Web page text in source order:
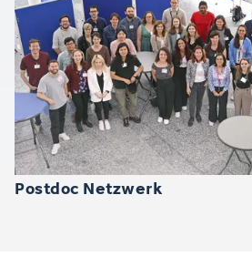
Postdoc Netzwerk